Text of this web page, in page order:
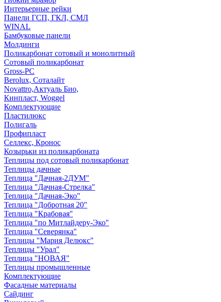
Интерьерные рейки
Панели ГСП, ГКЛ, СМЛ
WINAL
Бамбуковые панели
Молдинги
Поликарбонат сотовый и монолитный
Сотовый поликарбонат
Gross-PC
Berolux, Соталайт
Novattro,Актуаль Био,
Кинпласт, Woggel
Комплектующие
Пластилюкс
Полигаль
Профипласт
Селлекс, Кронос
Козырьки из поликарбоната
Теплицы под сотовый поликарбонат
Теплицы дачные
Теплица "Дачная-2ДУМ"
Теплица "Дачная-Стрелка"
Теплица "Дачная-Эко"
Теплица "Добротная 20"
Теплица "Крабовая"
Теплица "по Митлайдеру-Эко"
Теплица "Северянка"
Теплицы "Мария Делюкс"
Теплицы "Урал"
Теплица "НОВАЯ"
Теплицы промышленные
Комплектующие
Фасадные материалы
Сайдинг